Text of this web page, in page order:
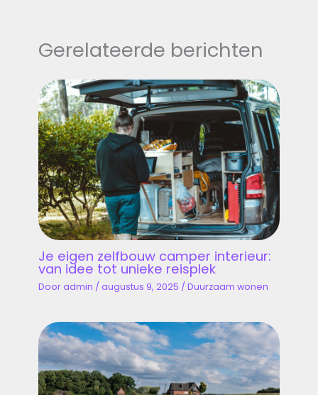
Gerelateerde berichten
Je eigen zelfbouw camper interieur:
van idee tot unieke reisplek
Dooradmin /augustus 9, 2025 /Duurzaam wonen